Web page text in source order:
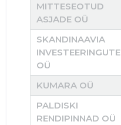
MITTESEOTUD
ASJADE OÜ
SKANDINAAVIA
INVESTEERINGUTE
OÜ
KUMARA OÜ
PALDISKI
RENDIPINNAD OÜ